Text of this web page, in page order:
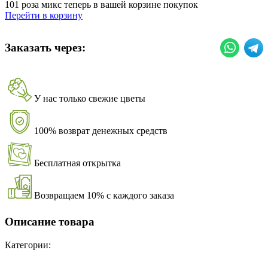
101 роза микс теперь в вашей корзине покупок
Перейти в корзину
Заказать через:
У нас только свежие цветы
100% возврат денежных средств
Бесплатная открытка
Возвращаем 10% с каждого заказа
Описание товара
Категории: